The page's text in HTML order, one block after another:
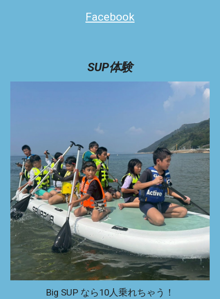
Facebook
SUP体験
Big SUP なら10人乗れちゃう！